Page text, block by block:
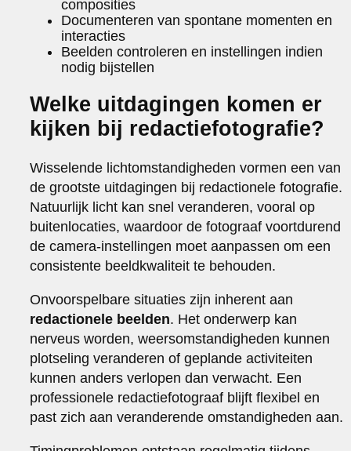
composities
Documenteren van spontane momenten en
interacties
Beelden controleren en instellingen indien
nodig bijstellen
Welke uitdagingen komen er
kijken bij redactiefotografie?
Wisselende lichtomstandigheden vormen een van
de grootste uitdagingen bij redactionele fotografie.
Natuurlijk licht kan snel veranderen, vooral op
buitenlocaties, waardoor de fotograaf voortdurend
de camera-instellingen moet aanpassen om een
consistente beeldkwaliteit te behouden.
Onvoorspelbare situaties zijn inherent aan
redactionele beelden. Het onderwerp kan
nerveus worden, weersomstandigheden kunnen
plotseling veranderen of geplande activiteiten
kunnen anders verlopen dan verwacht. Een
professionele redactiefotograaf blijft flexibel en
past zich aan veranderende omstandigheden aan.